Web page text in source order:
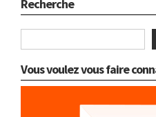
Recherche
Vous voulez vous faire